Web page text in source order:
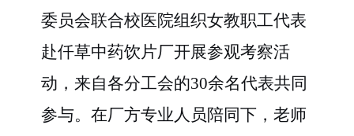
委员会联合校医院组织女教职工代表
赴仟草中药饮片厂开展参观考察活
动，来自各分工会的30余名代表共同
参与。在厂方专业人员陪同下，老师